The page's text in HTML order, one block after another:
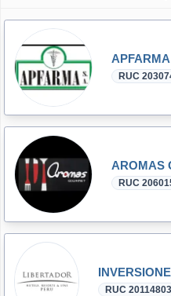
RUC
AROMAS
RUC
RUC